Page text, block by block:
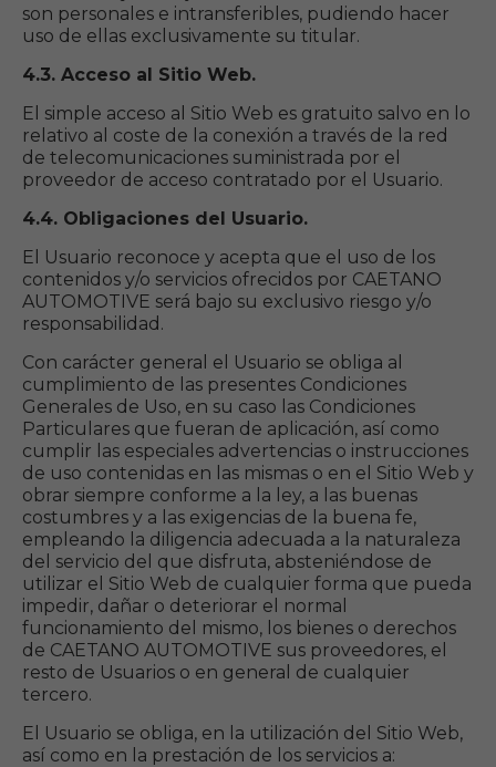
son personales e intransferibles, pudiendo hacer
uso de ellas exclusivamente su titular.
4.3. Acceso al Sitio Web.
El simple acceso al Sitio Web es gratuito salvo en lo
relativo al coste de la conexión a través de la red
de telecomunicaciones suministrada por el
proveedor de acceso contratado por el Usuario.
4.4. Obligaciones del Usuario.
El Usuario reconoce y acepta que el uso de los
contenidos y/o servicios ofrecidos por CAETANO
AUTOMOTIVE será bajo su exclusivo riesgo y/o
responsabilidad.
Con carácter general el Usuario se obliga al
cumplimiento de las presentes Condiciones
Generales de Uso, en su caso las Condiciones
Particulares que fueran de aplicación, así como
cumplir las especiales advertencias o instrucciones
de uso contenidas en las mismas o en el Sitio Web y
obrar siempre conforme a la ley, a las buenas
costumbres y a las exigencias de la buena fe,
empleando la diligencia adecuada a la naturaleza
del servicio del que disfruta, absteniéndose de
utilizar el Sitio Web de cualquier forma que pueda
impedir, dañar o deteriorar el normal
funcionamiento del mismo, los bienes o derechos
de CAETANO AUTOMOTIVE sus proveedores, el
resto de Usuarios o en general de cualquier
tercero.
El Usuario se obliga, en la utilización del Sitio Web,
así como en la prestación de los servicios a: